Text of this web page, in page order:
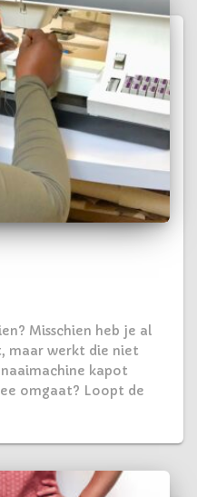
Misschien heb je al
maar werkt die niet
kapot
omgaat? Loopt de